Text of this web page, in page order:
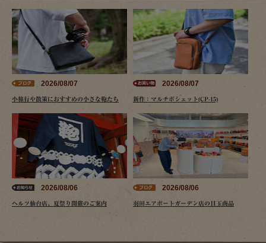
2026/08/07
小旅行や散策におすすめの小さな鞄たち
2026/08/07
新作：マルチポシェット(CP-15)
2026/08/06
ヘルツ仙台店、夏祭り開催のご案内
2026/08/06
羽田エアポートガーデン店の目玉商品